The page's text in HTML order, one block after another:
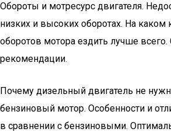
Обороты и мотресурс двигателя.
низких и высоких оборотах. На каком
оборотов мотора ездить лучше
рекомендации.
Почему дизельный двигатель не
бензиновый мотор. Особенности и
в сравнении с бензиновыми.